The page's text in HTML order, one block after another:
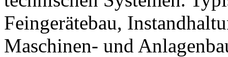
Feingerätebau,
Maschinen- und